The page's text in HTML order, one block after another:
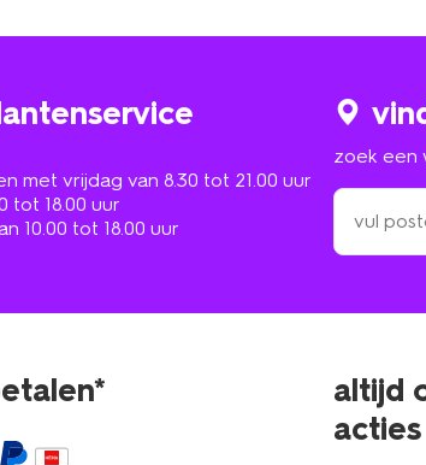
met vrijdag van 8.30 tot 21.00 uur
tot 18.00 uur
10.00 tot 18.00 uur
zoek een
zoek
een
winkel
in
altijd
acties